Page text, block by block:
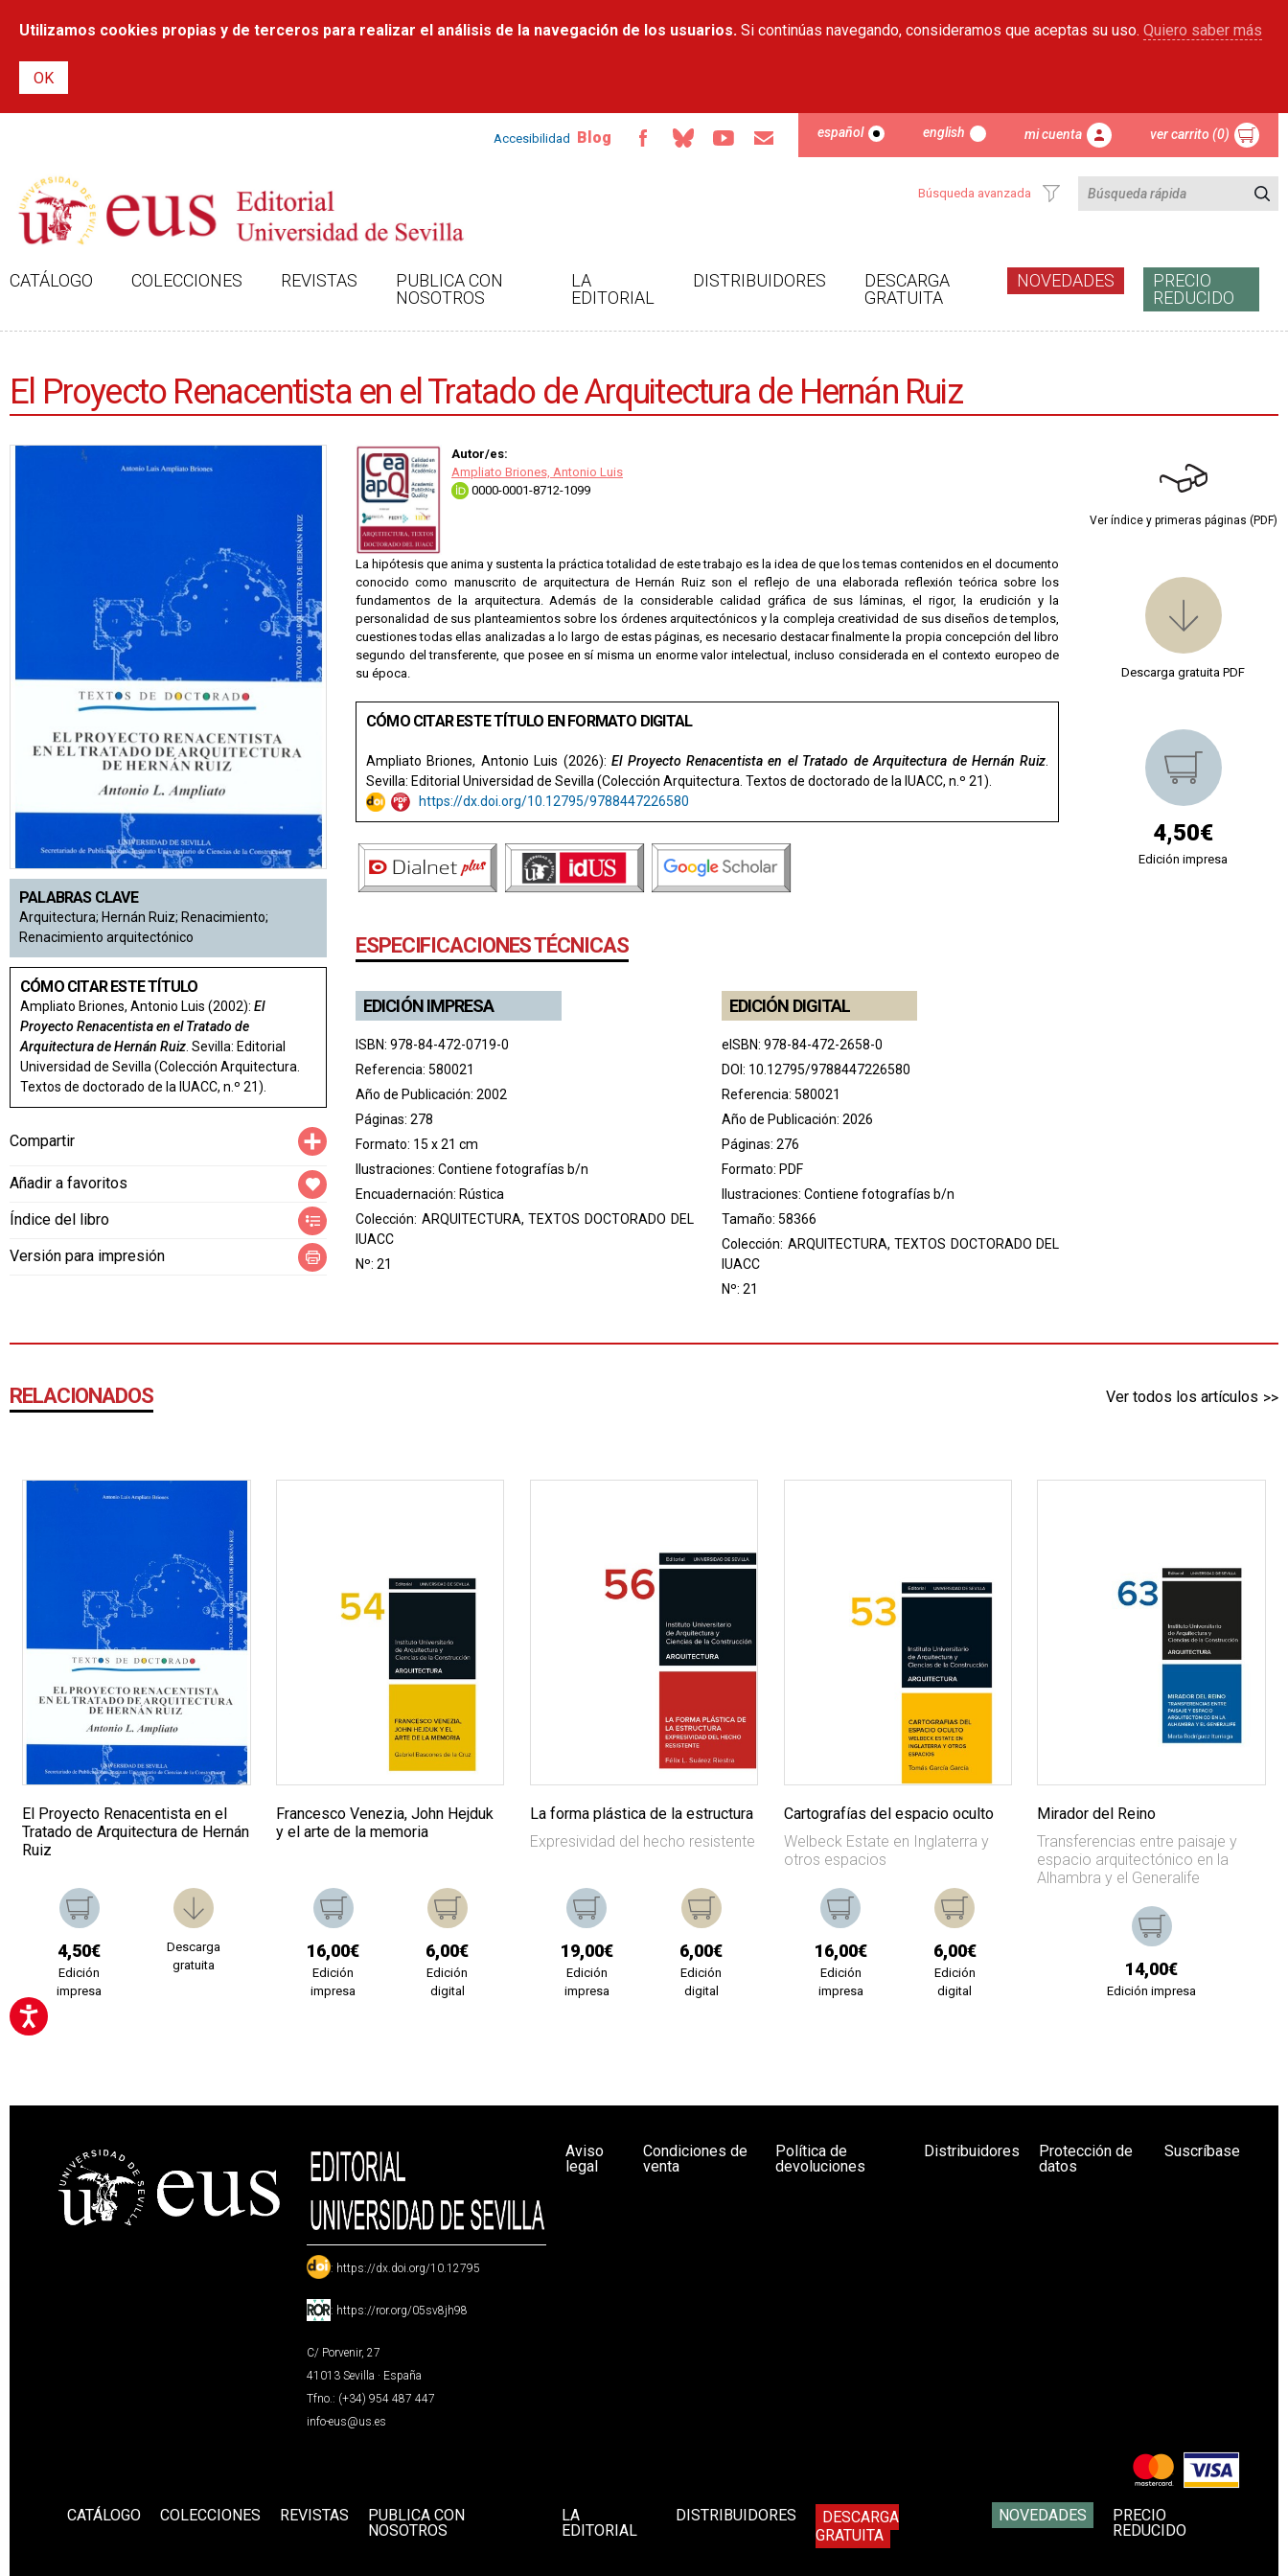
contenido
Utilizamos cookies propias y de terceros para realizar el análisis de la navegación de los usuarios. Si continúas navegando, consideramos que aceptas su uso. Quiero saber más
Accesibilidad Blog español english mi cuenta ver carrito (0)
Búsqueda avanzada
CATÁLOGO COLECCIONES REVISTAS
PUBLICA CON
NOSOTROS
LA
EDITORIAL
DISTRIBUIDORES
DESCARGA
GRATUITA
NOVEDADES
PRECIO
REDUCIDO
El Proyecto Renacentista en el Tratado de Arquitectura de Hernán Ruiz
PALABRAS CLAVE
Arquitectura; Hernán Ruiz; Renacimiento;
Renacimiento arquitectónico
CÓMO CITAR ESTE TÍTULO
Ampliato Briones, Antonio Luis (2002): El
Proyecto Renacentista en el Tratado de
Arquitectura de Hernán Ruiz. Sevilla: Editorial
Universidad de Sevilla (Colección Arquitectura.
Textos de doctorado de la IUACC, n.º 21).
Compartir Compartir
Añadir a favoritos
Índice del libro
Versión para impresión
Autor/es:
Ampliato Briones, Antonio Luis
0000-0001-8712-1099
La hipótesis que anima y sustenta la práctica totalidad de este trabajo es la idea de que los temas contenidos en el documento
conocido como manuscrito de arquitectura de Hernán Ruiz son el reflejo de una elaborada reflexión teórica sobre los
fundamentos de la arquitectura. Además de la considerable calidad gráfica de sus láminas, el rigor, la erudición y la
personalidad de sus planteamientos sobre los órdenes arquitectónicos y la compleja creatividad de sus diseños de templos,
cuestiones todas ellas analizadas a lo largo de estas páginas, es necesario destacar finalmente la propia concepción del libro
segundo del transferente, que posee en sí misma un enorme valor intelectual, incluso considerada en el contexto europeo de
su época.
CÓMO CITAR ESTE TÍTULO EN FORMATO DIGITAL
Ampliato Briones, Antonio Luis (2026):El Proyecto Renacentista en el Tratado de Arquitectura de Hernán Ruiz
Sevilla: Editorial Universidad de Sevilla (Colección Arquitectura. Textos de doctorado de la IUACC, n.º 21).
https://dx.doi.org/10.12795/9788447226580
ESPECIFICACIONES TÉCNICAS
EDICIÓN IMPRESA
ISBN: 978-84-472-0719-0
Referencia: 580021
Año de Publicación: 2002
Páginas: 278
Formato: 15 x 21 cm
Ilustraciones: Contiene fotografías b/n
Encuadernación: Rústica
Colección: ARQUITECTURA, TEXTOS DOCTORADO DEL
IUACC
Nº: 21
EDICIÓN DIGITAL
eISBN: 978-84-472-2658-0
DOI: 10.12795/9788447226580
Referencia: 580021
Año de Publicación: 2026
Páginas: 276
Formato: PDF
Ilustraciones: Contiene fotografías b/n
Tamaño: 58366
Colección: ARQUITECTURA, TEXTOS DOCTORADO DEL
IUACC
Nº: 21
Ver índice y primeras páginas (PDF)
Descarga gratuita PDF
4,50€
Edición impresa
RELACIONADOS Ver todos los artículos
El Proyecto Renacentista en el
Tratado de Arquitectura de Hernán
Ruiz
4,50€
Edición
impresa
Descarga
gratuita
Francesco Venezia, John Hejduk
y el arte de la memoria
16,00€
Edición
impresa
6,00€
Edición
digital
La forma plástica de la estructura
Expresividad del hecho resistente
19,00€
Edición
impresa
6,00€
Edición
digital
Cartografías del espacio oculto
Welbeck Estate en Inglaterra y
otros espacios
16,00€
Edición
impresa
6,00€
Edición
digital
Mirador del Reino
Transferencias entre paisaje y
espacio arquitectónico en la
Alhambra y el Generalife
14,00€
Edición impresa
: https://dx.doi.org/10.12795
: https://ror.org/05sv8jh98
C/ Porvenir, 27
41013 Sevilla · España
Tfno.: (+34) 954 487 447
info-eus@us.es
Aviso
legal
Condiciones de
venta
Política de
devoluciones
Distribuidores
Protección de
datos
Suscríbase
CATÁLOGO COLECCIONES REVISTAS
PUBLICA CON
NOSOTROS
LA
EDITORIAL
DISTRIBUIDORES
DESCARGA
GRATUITA
NOVEDADES
PRECIO
REDUCIDO